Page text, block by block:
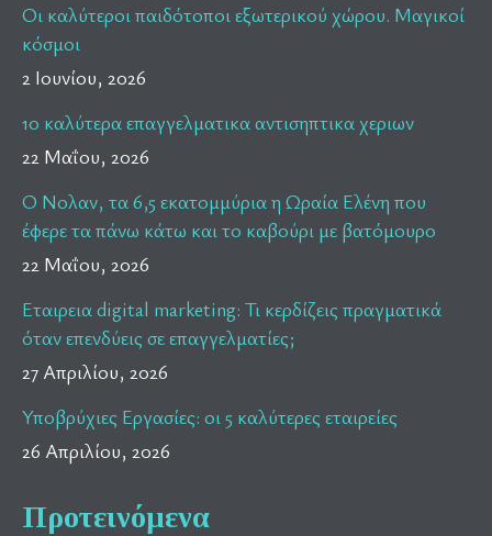
Οι καλύτεροι παιδότοποι εξωτερικού χώρου. Μαγικοί
κόσμοι
2 Ιουνίου, 2026
10 καλύτερα επαγγελματικα αντισηπτικα χεριων
22 Μαΐου, 2026
Ο Νολαν, τα 6,5 εκατομμύρια η Ωραία Ελένη που
έφερε τα πάνω κάτω και το καβούρι με βατόμουρο
22 Μαΐου, 2026
Εταιρεια digital marketing: Τι κερδίζεις πραγματικά
όταν επενδύεις σε επαγγελματίες;
27 Απριλίου, 2026
Υποβρύχιες Εργασίες: οι 5 καλύτερες εταιρείες
26 Απριλίου, 2026
Προτεινόμενα